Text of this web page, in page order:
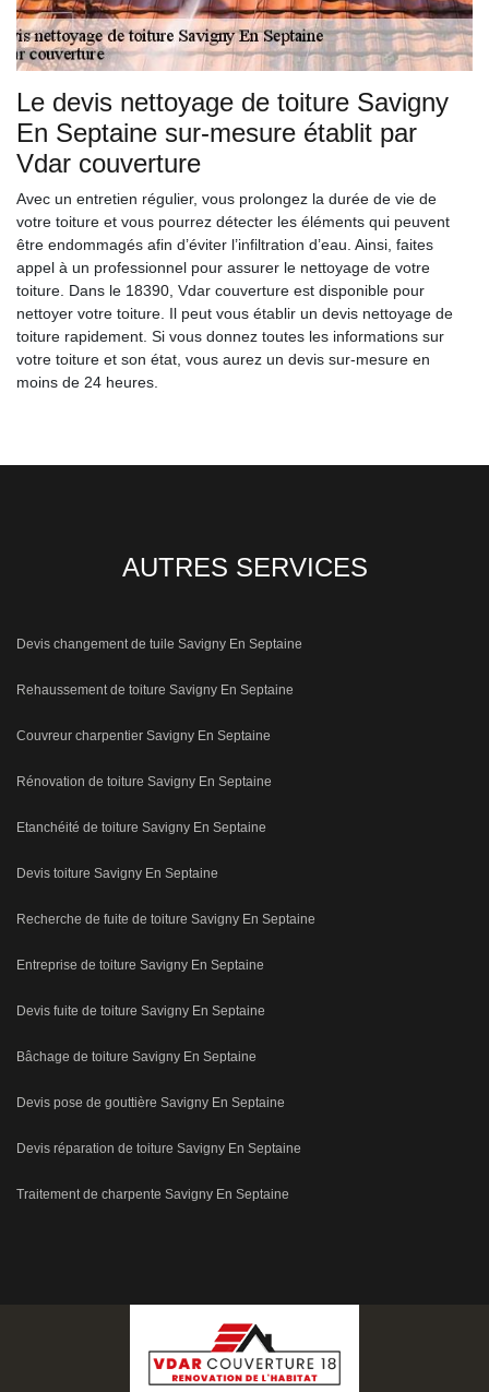
Le devis nettoyage de toiture Savigny
En Septaine sur-mesure établit par
Vdar couverture
Avec un entretien régulier, vous prolongez la durée de vie de
votre toiture et vous pourrez détecter les éléments qui peuvent
être endommagés afin d’éviter l’infiltration d’eau. Ainsi, faites
appel à un professionnel pour assurer le nettoyage de votre
toiture. Dans le 18390, Vdar couverture est disponible pour
nettoyer votre toiture. Il peut vous établir un devis nettoyage de
toiture rapidement. Si vous donnez toutes les informations sur
votre toiture et son état, vous aurez un devis sur-mesure en
moins de 24 heures.
AUTRES SERVICES
Devis changement de tuile Savigny En Septaine
Rehaussement de toiture Savigny En Septaine
Couvreur charpentier Savigny En Septaine
Rénovation de toiture Savigny En Septaine
Etanchéité de toiture Savigny En Septaine
Devis toiture Savigny En Septaine
Recherche de fuite de toiture Savigny En Septaine
Entreprise de toiture Savigny En Septaine
Devis fuite de toiture Savigny En Septaine
Bâchage de toiture Savigny En Septaine
Devis pose de gouttière Savigny En Septaine
Devis réparation de toiture Savigny En Septaine
Traitement de charpente Savigny En Septaine